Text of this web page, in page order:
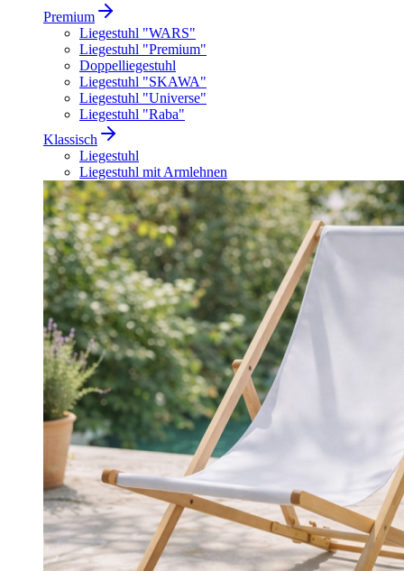
Premium
Liegestuhl "WARS"
Liegestuhl "Premium"
Doppelliegestuhl
Liegestuhl "SKAWA"
Liegestuhl "Universe"
Liegestuhl "Raba"
Klassisch
Liegestuhl
Liegestuhl mit Armlehnen